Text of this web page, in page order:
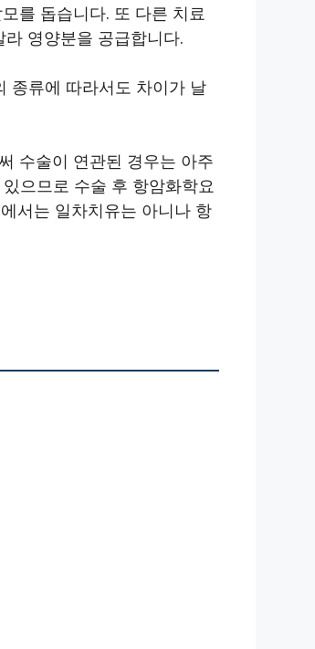
를 돕습니다. 또 다른 치료
영양분을 공급합니다.
종류에 따라서도 차이가 날
수술이 연관된 경우는 아주
으므로 수술 후 항암화학요
서는 일차치유는 아니나 항